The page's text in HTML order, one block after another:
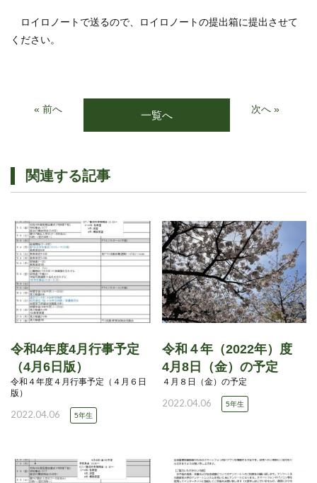
ロイロノートで送るので、ロイロノートの提出箱に提出させて
ください。
« 前へ 一覧へ 次へ »
関連する記事
令和4年度4月行事予定
（4月6日版）
令和４年度４月行事予定（４月６日
版）
2022.04.06 5年生
令和４年（2022年）度
4月8日（金）の予定
４月８日（金）の予定
2022.04.06 5年生